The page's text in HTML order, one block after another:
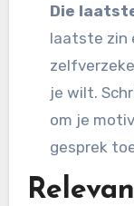
Die
laatste zin
je wilt.
om je
gesprek